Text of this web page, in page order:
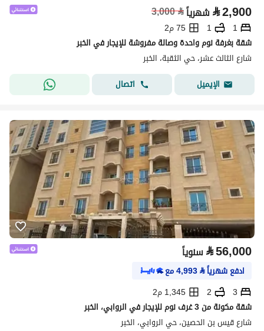
⃁2,900 شهرياً⃁
3,000
1
1
75 م2
شقة بغرفة نوم واحدة وصالة مفروشة للإيجار في الخبر
شارع الثالث عشر، حي الثقبة، الخبر
الإيميل
اتصال
⃁56,000 سنوياً
ادفع شهرياً⃁
4,993مع
3
2
1,345 م2
شقة مكونة من 3 غرف نوم للإيجار في الروابي، الخبر
شارع قيس بن الحصين، حي الروابي، الخبر